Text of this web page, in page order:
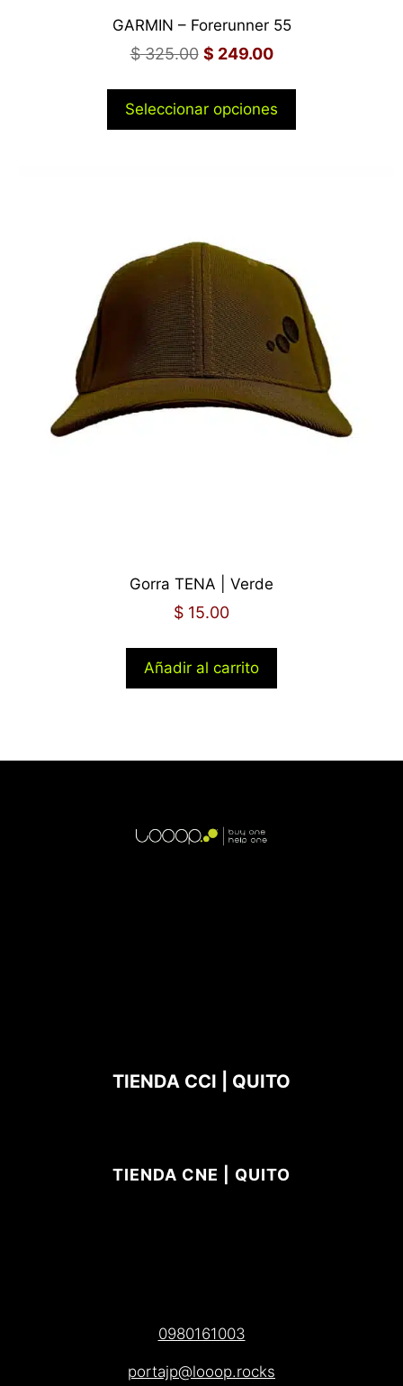
GARMIN – Forerunner 55
$325.00 $ 249.00
Seleccionar opciones
Gorra TENA | Verde
$ 15.00
Añadir al carrito
TIENDA CCI | QUITO
TIENDA CNE | QUITO
0980161003
portajp@looop.rocks